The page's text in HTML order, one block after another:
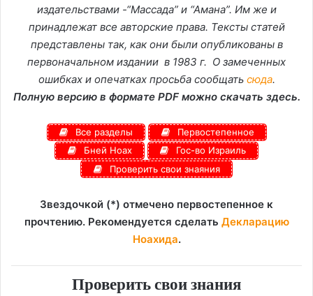
издательствами -“Массада” и “Амана”. Им же и
принадлежат все авторские права. Тексты статей
представлены так, как они были опубликованы в
первоначальном издании в 1983 г. О замеченных
ошибках и опечатках просьба сообщать сюда.
Полную версию в формате PDF можно скачать здесь.
Все разделы
Первостепенное
Бней Ноах
Гос-во Израиль
Проверить свои знаяния
Звездочкой (*) отмечено первостепенное к
прочтению. Рекомендуется сделать Декларацию
Ноахида.
Проверить свои знания